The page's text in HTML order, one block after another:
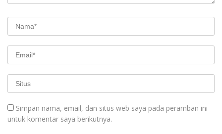
Simpan nama, email, dan situs web saya pada peramban ini
untuk komentar saya berikutnya.